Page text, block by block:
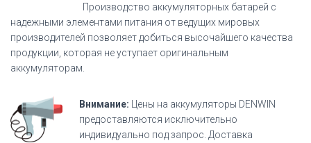
Производство аккумуляторных батарей с
надежными элементами питания от ведущих мировых
производителей позволяет добиться высочайшего качества
продукции, которая не уступает оригинальным
аккумуляторам.
Внимание: Цены на аккумуляторы DENWIN
предоставляются исключительно
индивидуально под запрос. Доставка